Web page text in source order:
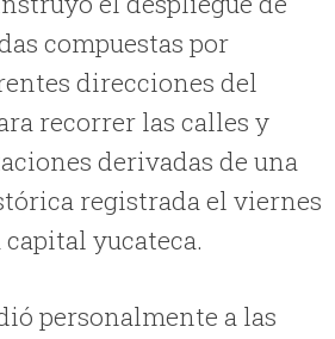
compuestas por
direcciones del
recorrer las calles y
derivadas de una
registrada el viernes
yucateca.
personalmente a las